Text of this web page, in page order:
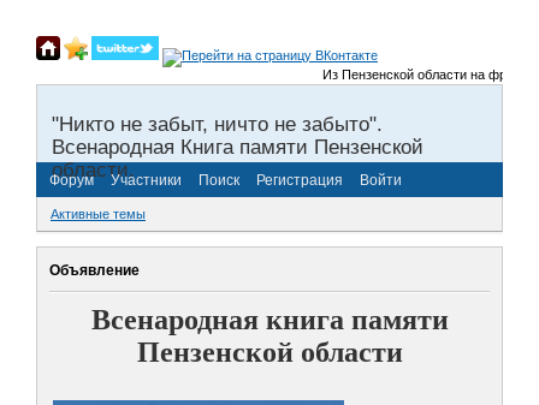
Из Пензенской области на фронты
"Никто не забыт, ничто не забыто".
Всенародная Книга памяти Пензенской
области.
Форум Участники Поиск Регистрация Войти
Активные темы
Объявление
Всенародная книга памяти
Пензенской области